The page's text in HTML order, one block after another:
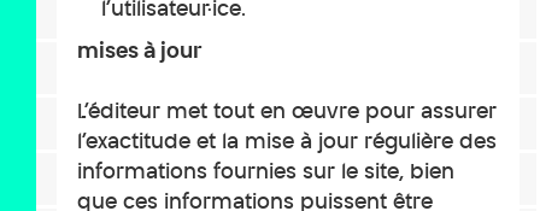
l’utilisateur·ice.
mises à jour
L’éditeur met tout en œuvre pour assurer
l’exactitude et la mise à jour régulière des
informations fournies sur le site, bien
que ces informations puissent être